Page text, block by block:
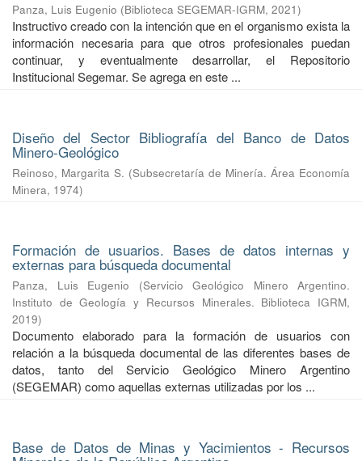
Panza, Luis Eugenio (Biblioteca SEGEMAR-IGRM, 2021)
Instructivo creado con la intención que en el organismo exista la
información necesaria para que otros profesionales puedan
continuar, y eventualmente desarrollar, el Repositorio
Institucional Segemar. Se agrega en este ...
Diseño del Sector Bibliografía del Banco de Datos
Minero-Geológico
Reinoso, Margarita S. (Subsecretaría de Minería. Área Economía
Minera, 1974)
Formación de usuarios. Bases de datos internas y
externas para búsqueda documental
Panza, Luis Eugenio (Servicio Geológico Minero Argentino.
Instituto de Geología y Recursos Minerales. Biblioteca IGRM,
2019)
Documento elaborado para la formación de usuarios con
relación a la búsqueda documental de las diferentes bases de
datos, tanto del Servicio Geológico Minero Argentino
(SEGEMAR) como aquellas externas utilizadas por los ...
Base de Datos de Minas y Yacimientos - Recursos